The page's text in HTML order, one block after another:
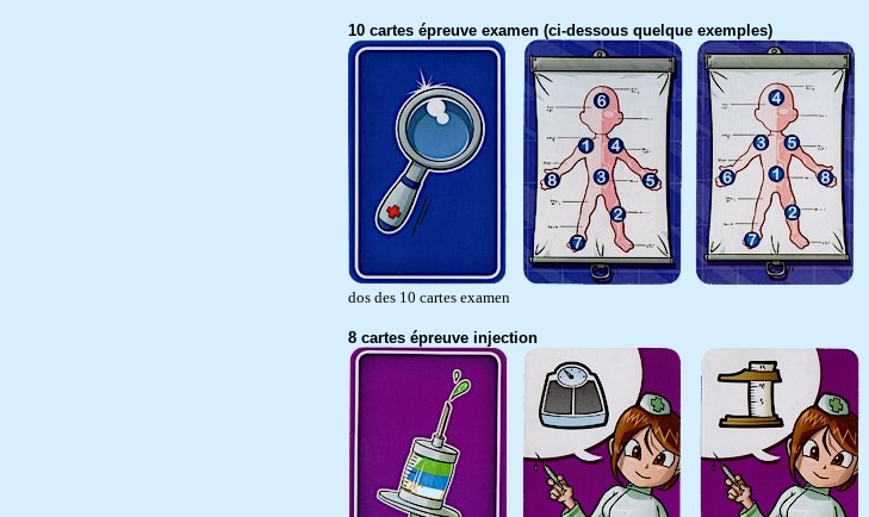
10 cartes épreuve examen (ci-dessous quelque exemples)
dos des 10 cartes examen
8 cartes épreuve injection